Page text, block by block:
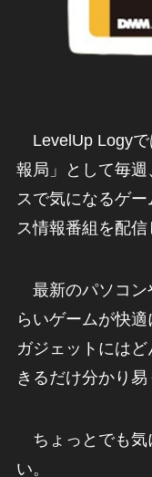
LevelUp Logyで
報局」として毎
スで気になるゲ
ス情報番組を配信
最新のパソコン
らいゲームが快
ガジェットには
きるだけ分かり易
ちょっとでも気
い。